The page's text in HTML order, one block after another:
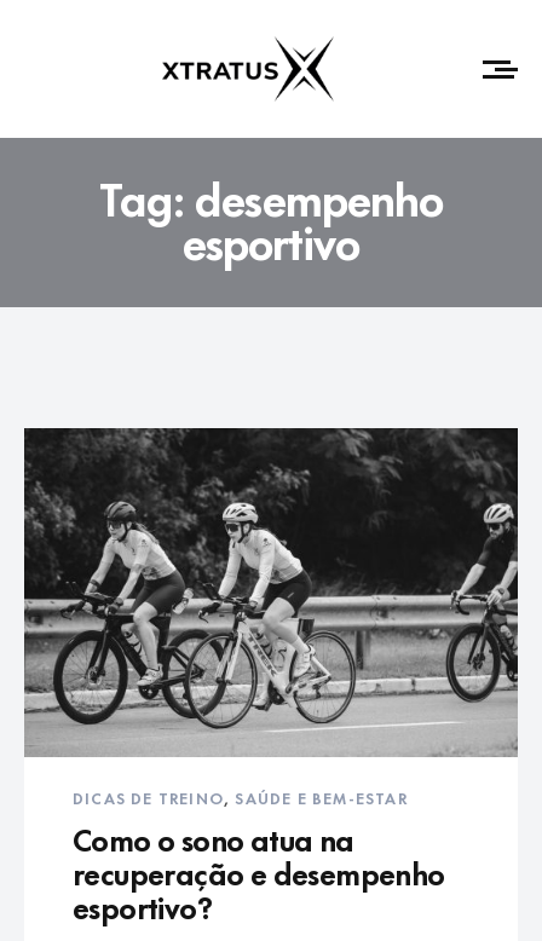
Tag:desempenho
esportivo
DICAS DE TREINO, SAÚDE E BEM-ESTAR
Como o sono atua na
recuperação e desempenho
esportivo?